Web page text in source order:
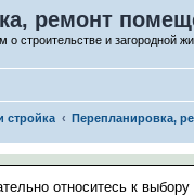
ремонт
строительстве и загородной
стройка Перепланировка,
относитесь к